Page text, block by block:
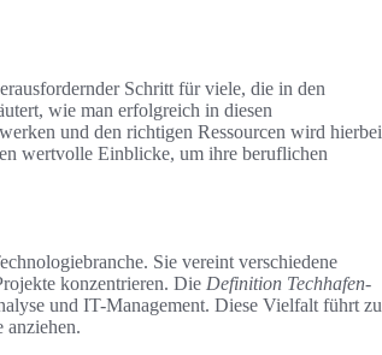
Schritt für viele, die in den
wie man erfolgreich in diesen
und den richtigen Ressourcen wird hierbei
wertvolle Einblicke, um ihre beruflichen
Sie vereint verschiedene
konzentrieren. Die Definition Techhafen-
und IT-Management. Diese Vielfalt führt zu
anziehen.